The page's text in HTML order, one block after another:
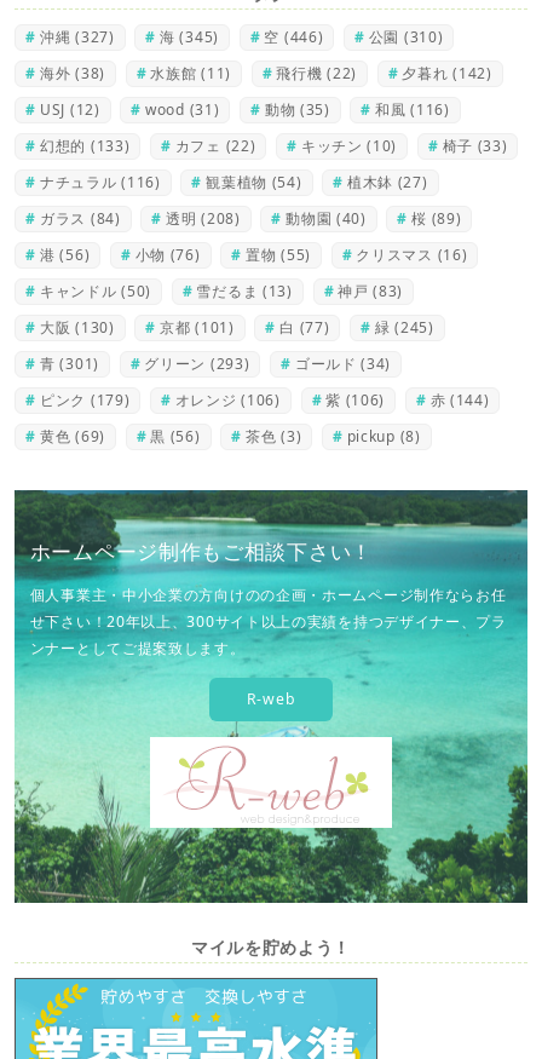
沖縄 (327) 海 (345) 空 (446) 公園 (310)
海外 (38) 水族館 (11) 飛行機 (22) 夕暮れ (142)
USJ (12) wood (31) 動物 (35) 和風 (116)
幻想的 (133) カフェ (22) キッチン (10) 椅子 (33)
ナチュラル (116) 観葉植物 (54) 植木鉢 (27)
ガラス (84) 透明 (208) 動物園 (40) 桜 (89)
港 (56) 小物 (76) 置物 (55) クリスマス (16)
キャンドル (50) 雪だるま (13) 神戸 (83)
大阪 (130) 京都 (101) 白 (77) 緑 (245)
青 (301) グリーン (293) ゴールド (34)
ピンク (179) オレンジ (106) 紫 (106) 赤 (144)
黄色 (69) 黒 (56) 茶色 (3) pickup (8)
ホームページ制作もご相談下さい！
個人事業主・中小企業の方向けのの企画・ホームページ制作ならお任
せ下さい！20年以上、300サイト以上の実績を持つデザイナー、プラ
ンナーとしてご提案致します。
R-web
マイルを貯めよう！